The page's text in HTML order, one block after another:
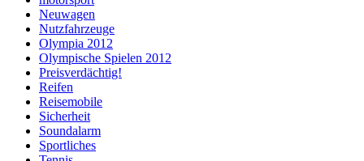
Neuwagen
Nutzfahrzeuge
Olympia 2012
Olympische Spielen 2012
Preisverdächtig!
Reifen
Reisemobile
Sicherheit
Soundalarm
Sportliches